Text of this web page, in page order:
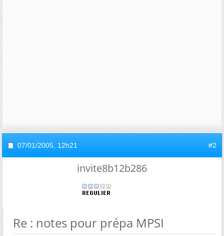
07/01/2005, 12h21 #2
invite8b12b286
Re : notes pour prépa MPSI